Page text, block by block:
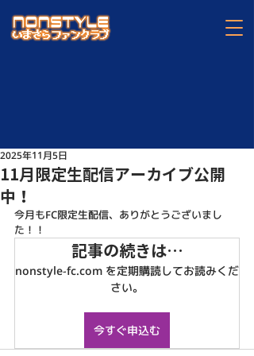
11月限定生配信アーカイブ公開
中！
2025年11月5日
今月もFC限定生配信、ありがとうございまし
た！！
記事の続きは…
nonstyle-fc.com を定期購読してお読みくだ
さい。
今すぐ申込む